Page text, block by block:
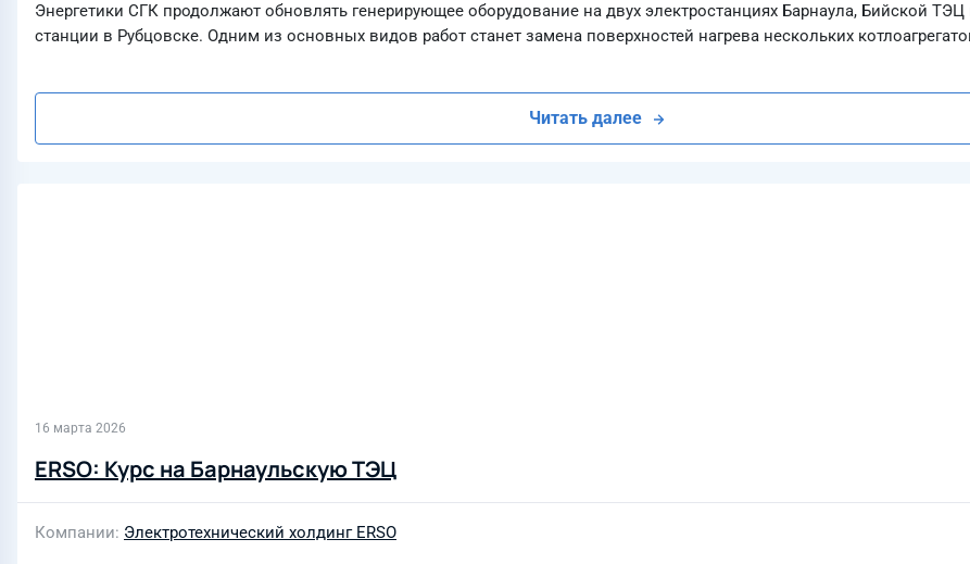
Энергетики СГК продолжают обновлять генерирующее оборудование на двух электростанциях Барнаула, Бийской
станции в Рубцовске. Одним из основных видов работ станет замена поверхностей нагрева нескольких
Читать далее
16 марта 2026
ERSO: Курс на Барнаульскую ТЭЦ
Компании Электротехнический холдинг ERSO